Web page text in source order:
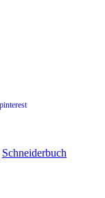
Schneiderbuch